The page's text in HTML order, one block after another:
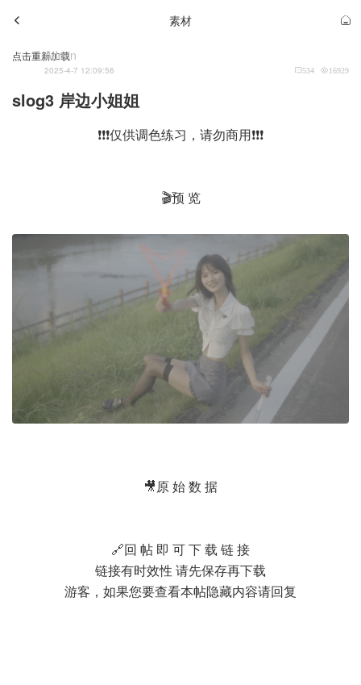
素材
点击重新加载
Admin
2025-4-7 12:09:56 534 16929
slog3 岸边小姐姐
❗❗❗仅供调色练习，请勿商用❗❗❗
🎬预 览
🎥原 始 数 据
🔗回 帖 即 可 下 载 链 接
链接有时效性 请先保存再下载
游客，如果您要查看本帖隐藏内容请回复